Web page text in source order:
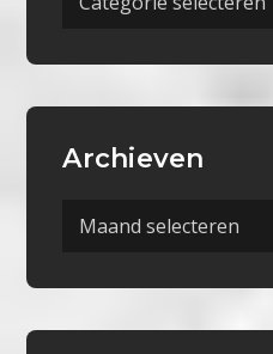
Archieven
Archieven